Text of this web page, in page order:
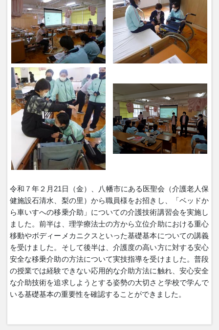
令和７年２月21日（金）、八幡市にある医聖会（介護老人保
健施設石清水、梨の里）から職員様をお招きし、「ベッドか
ら車いすへの移乗介助」についての介護技術講習会を実施し
ました。前半は、理学療法士の方から立位介助における重心
移動やボディーメカニクスといった基礎基本についての講義
を受けました。そして後半は、介護度の高い方に対する安心
安全な移乗介助の方法について実技指導を受けました。普段
の授業では経験できない応用的な介助方法に触れ、安心安全
な介助技術を追求しようとする姿勢の大切さと学校で学んで
いる基礎基本の重要性を確認することができました。